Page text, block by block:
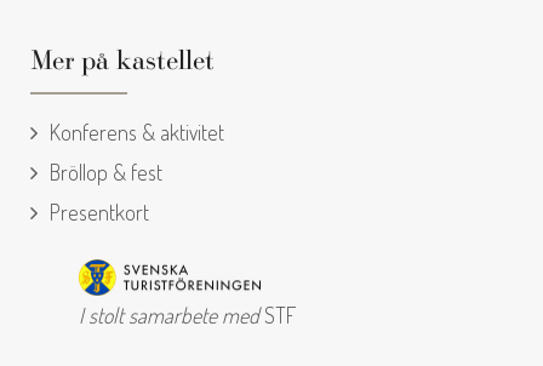
Mer på kastellet
Konferens & aktivitet
Bröllop & fest
Presentkort
I stolt samarbete medSTF